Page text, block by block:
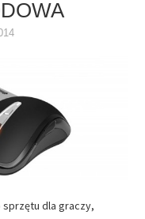
dla graczy,